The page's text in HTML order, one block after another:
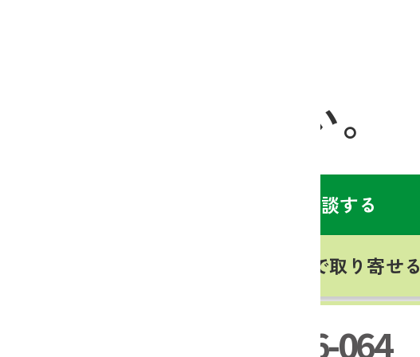
ムで迷ったら、
でご相談ください。
。
ん。
WEBで無料相談する
青本・赤本を無料で取り寄せる
0120-146-064